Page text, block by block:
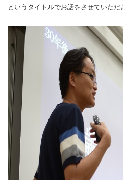
というタイトルでお話をさせていただ